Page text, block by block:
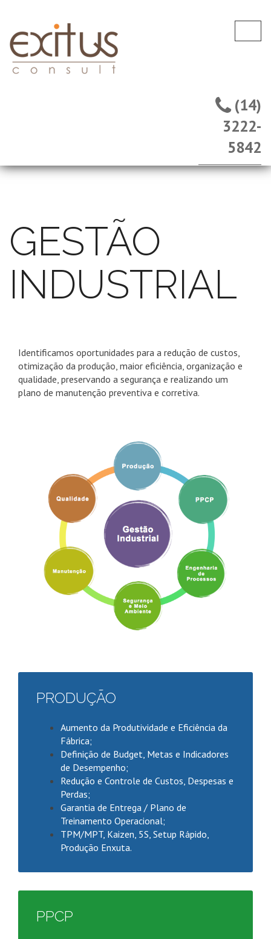
(14)
3222-
5842
GESTÃO
INDUSTRIAL
Identificamos oportunidades para a redução de custos,
otimização da produção, maior eficiência, organização e
qualidade, preservando a segurança e realizando um
plano de manutenção preventiva e corretiva.
PRODUÇÃO
Aumento da Produtividade e Eficiência da
Fábrica;
Definição de Budget, Metas e Indicadores
de Desempenho;
Redução e Controle de Custos, Despesas e
Perdas;
Garantia de Entrega / Plano de
Treinamento Operacional;
TPM/MPT, Kaizen, 5S, Setup Rápido,
Produção Enxuta.
PPCP